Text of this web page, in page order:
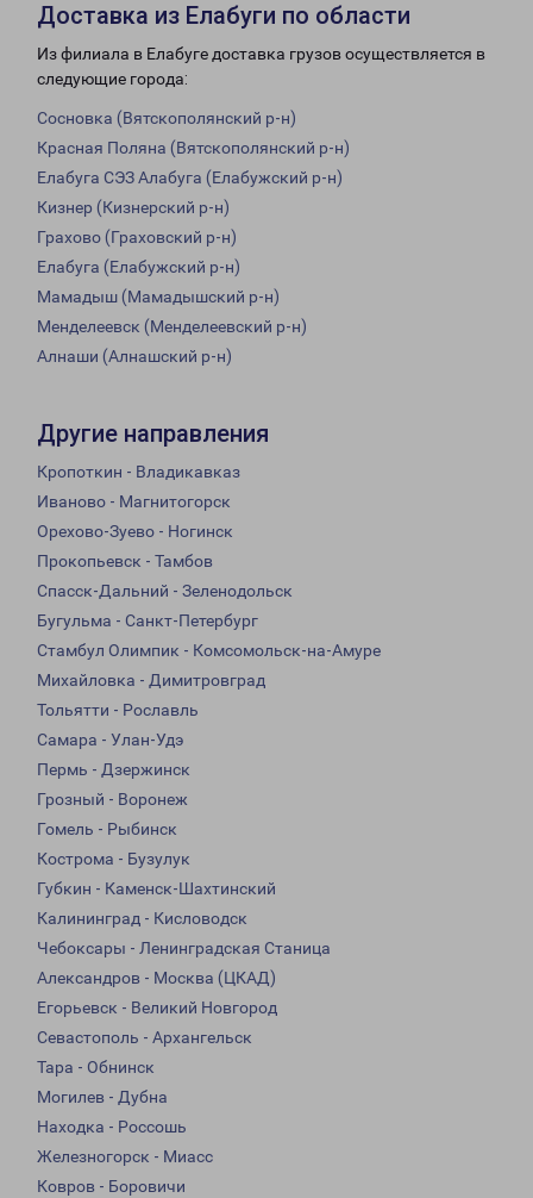
Доставка из Елабуги по области
Из филиала в Елабуге доставка грузов осуществляется в
следующие города:
Сосновка (Вятскополянский р-н)
Красная Поляна (Вятскополянский р-н)
Елабуга СЭЗ Алабуга (Елабужский р-н)
Кизнер (Кизнерский р-н)
Грахово (Граховский р-н)
Елабуга (Елабужский р-н)
Мамадыш (Мамадышский р-н)
Менделеевск (Менделеевский р-н)
Алнаши (Алнашский р-н)
Другие направления
Кропоткин - Владикавказ
Иваново - Магнитогорск
Орехово-Зуево - Ногинск
Прокопьевск - Тамбов
Спасск-Дальний - Зеленодольск
Бугульма - Санкт-Петербург
Стамбул Олимпик - Комсомольск-на-Амуре
Михайловка - Димитровград
Тольятти - Рославль
Самара - Улан-Удэ
Пермь - Дзержинск
Грозный - Воронеж
Гомель - Рыбинск
Кострома - Бузулук
Губкин - Каменск-Шахтинский
Калининград - Кисловодск
Чебоксары - Ленинградская Станица
Александров - Москва (ЦКАД)
Егорьевск - Великий Новгород
Севастополь - Архангельск
Тара - Обнинск
Могилев - Дубна
Находка - Россошь
Железногорск - Миасс
Ковров - Боровичи